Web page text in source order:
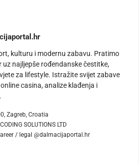
kulturu i modernu zabavu. Pratimo
uz najljepše rođendanske čestitke,
za lifestyle. Istražite svijet zabave
casina, analize klađenja i
Zagreb, Croatia
SOLUTIONS LTD
/ legal @dalmacijaportal.hr